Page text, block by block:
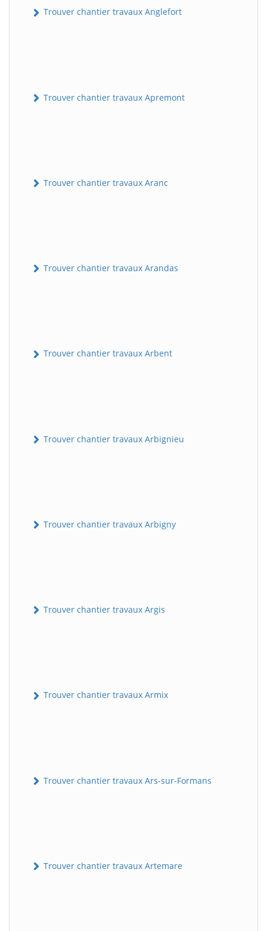
Trouver chantier travaux Anglefort
Trouver chantier travaux Apremont
Trouver chantier travaux Aranc
Trouver chantier travaux Arandas
Trouver chantier travaux Arbent
Trouver chantier travaux Arbignieu
Trouver chantier travaux Arbigny
Trouver chantier travaux Argis
Trouver chantier travaux Armix
Trouver chantier travaux Ars-sur-Formans
Trouver chantier travaux Artemare